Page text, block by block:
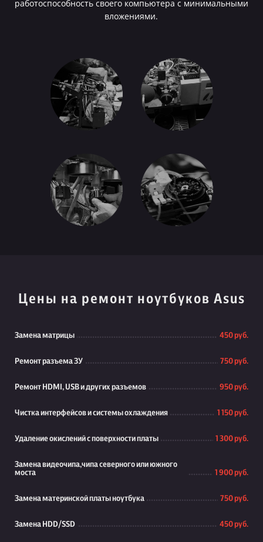
работоспособность своего компьютера с минимальными
вложениями.
Цены на ремонт ноутбуков Asus
Замена матрицы 450 руб.
Ремонт разъема ЗУ 750 руб.
Ремонт HDMI, USB и других разъемов 950 руб.
Чистка интерфейсов и системы охлаждения 1 150 руб.
Удаление окислений с поверхности платы 1 300 руб.
Замена видеочипа,чипа северного или южного
моста
1 900 руб.
Замена материнской платы ноутбука 750 руб.
Замена HDD/SSD 450 руб.